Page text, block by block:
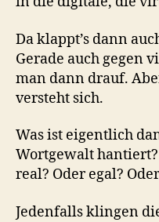
Da klappt’s dann
Gerade auch gegen
man dann drauf.
versteht sich.
Was ist eigentlich
Wortgewalt
real? Oder egal?
Jedenfalls klingen